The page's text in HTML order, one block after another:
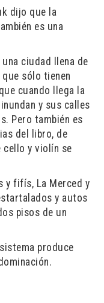
dijo que la
es una
ciudad llena de
sólo tienen
cuando llega la
y sus calles
Pero también es
del libro, de
cello y violín se
y fifís, La Merced y
y autos
pisos de un
produce